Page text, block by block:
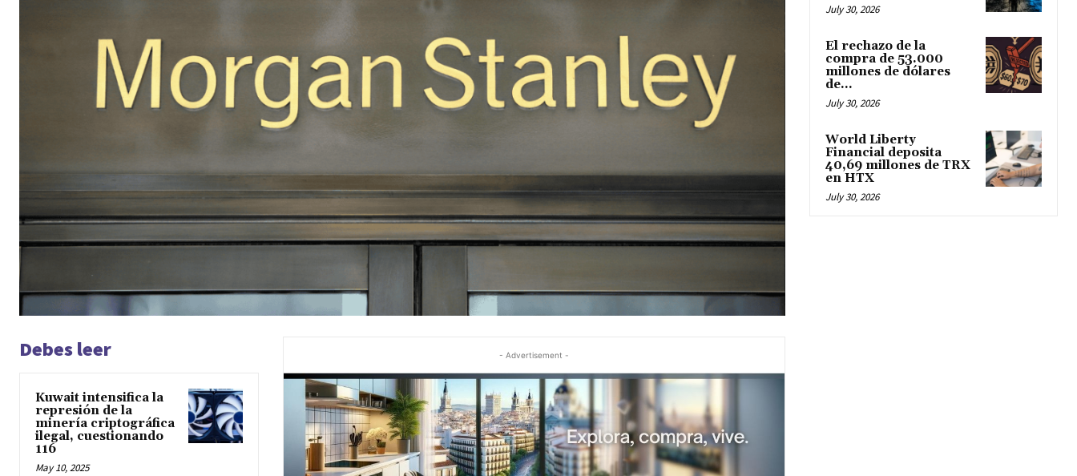
Debes leer
Kuwait intensifica la
represión de la
minería criptográfica
ilegal, cuestionando
116
May 10, 2025
- Advertisement -
July 30, 2026
El rechazo de la
compra de 53.000
millones de dólares
de...
July 30, 2026
World Liberty
Financial deposita
40,69 millones de TRX
en HTX
July 30, 2026